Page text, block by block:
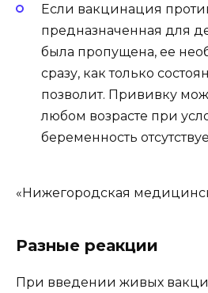
Если вакцинация
предназначенная для
была пропущена, ее
сразу, как только
позволит. Прививку
любом возрасте при
беременность
«Нижегородская
Разные реакции
При введении живых